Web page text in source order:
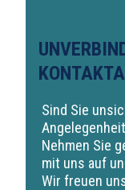
Sind Sie
Nehmen Sie
mit uns auf
Wir freuen